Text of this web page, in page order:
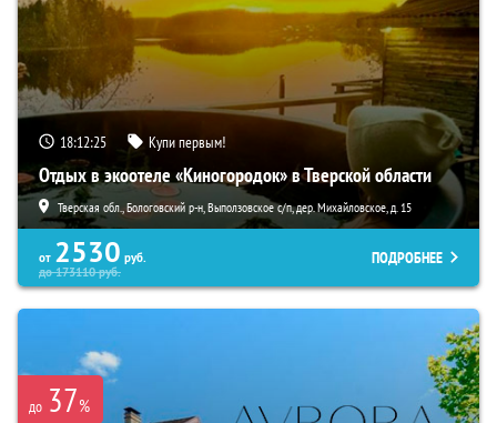
18:12:24 Купи первым!
Отдых в экоотеле «Киногородок» в Тверской области
Тверская обл., Бологовский р-н, Выползовское с/п, дер. Михайловское, д. 15
от 2530 руб.
до173110руб.
ПОДРОБНЕЕ
до 37%